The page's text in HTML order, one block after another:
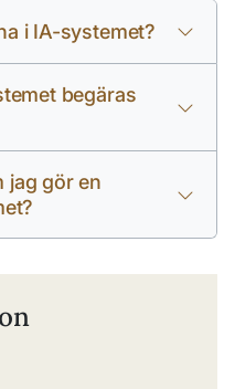
i IA-systemet?
begäras
jag gör en